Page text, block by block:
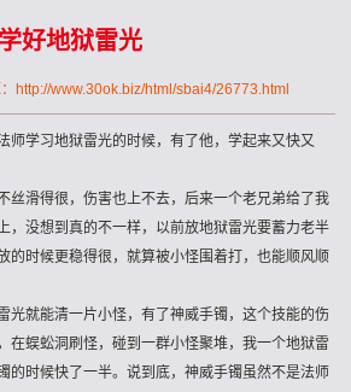
好地狱雷光
http://www.30ok.biz/html/sbai4/26773.html
师学习地狱雷光的时候，有了他，学起来又快又
丝滑得很，伤害也上不去，后来一个老兄弟给了我
，没想到真的不一样，以前放地狱雷光要蓄力老半
的时候更稳得很，就算被小怪围着打，也能顺风顺
光就能清一片小怪，有了神威手镯，这个技能的伤
在蜈蚣洞刷怪，碰到一群小怪聚堆，我一个地狱雷
的时候快了一半。说到底，神威手镯虽然不是法师